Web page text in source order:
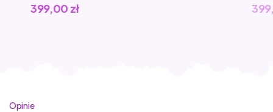
399,00 zł
Opinie